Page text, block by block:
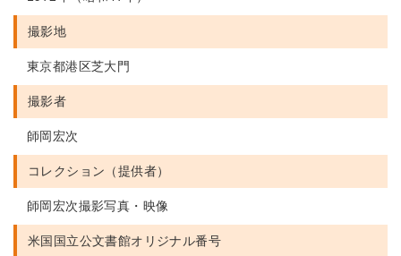
撮影地
東京都港区芝大門
撮影者
師岡宏次
コレクション（提供者）
師岡宏次撮影写真・映像
米国国立公文書館オリジナル番号